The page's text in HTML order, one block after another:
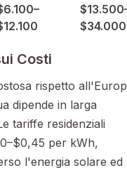
Costi
rispetto
dipende in larga
tariffe residenziali
per kWh,
l'energia solare ed